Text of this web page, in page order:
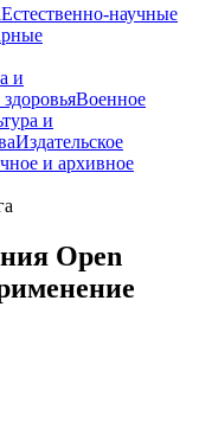
Естественно-научные
и
Военное
и
Издательское
и архивное
Open